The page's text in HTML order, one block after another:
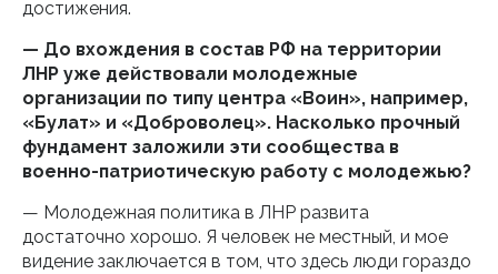
достижения.
— До вхождения в состав РФ на территории
ЛНР уже действовали молодежные
организации по типу центра «Воин», например,
«Булат» и «Доброволец». Насколько прочный
фундамент заложили эти сообщества в
военно-патриотическую работу с молодежью?
— Молодежная политика в ЛНР развита
достаточно хорошо. Я человек не местный, и мое
видение заключается в том, что здесь люди гораздо